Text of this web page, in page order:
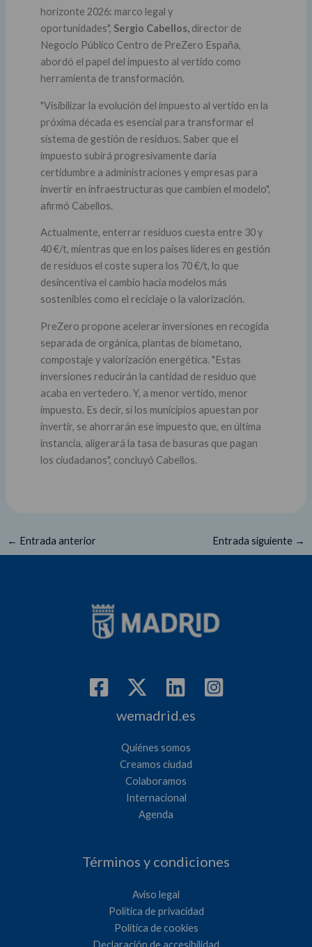
horizonte 2026: marco legal y
oportunidades", Sergio Cabellos,director de
Negocio Público Centro de PreZero España,
abordó el papel del impuesto al vertido como
herramienta de transformación.
"Visibilizar la evolución del impuesto al vertido en la
próxima década es esencial para transformar el
sistema de gestión de residuos. Saber que el
impuesto subirá progresivamente daría
certidumbre a administraciones y empresas para
invertir en infraestructuras que cambien el modelo",
afirmó Cabellos.
Actualmente, enterrar residuos cuesta entre 30 y
40 €/t, mientras que en los países líderes en gestión
de residuos el coste supera los 70 €/t, lo que
desincentiva el cambio hacia modelos más
sostenibles como el reciclaje o la valorización.
PreZero propone acelerar inversiones en recogida
separada de orgánica, plantas de biometano,
compostaje y valorización energética. "Estas
inversiones reducirán la cantidad de residuo que
acaba en vertedero. Y, a menor vertido, menor
impuesto. Es decir, si los municipios apuestan por
invertir, se ahorrarán ese impuesto que, en última
instancia, aligerará la tasa de basuras que pagan
los ciudadanos", concluyó Cabellos.
← Entrada anterior Entrada siguiente →
wemadrid.es
Quiénes somos
Creamos ciudad
Colaboramos
Internacional
Agenda
Términos y condiciones
Aviso legal
Política de privacidad
Política de cookies
Declaración de accesibilidad